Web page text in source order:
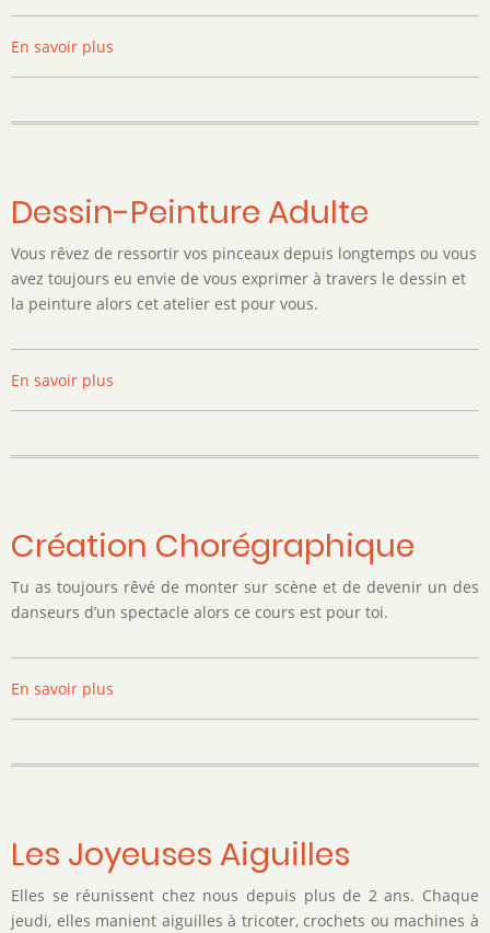
En savoir plus
La
Chamarré
Dessin-Peinture Adulte
Vous rêvez de ressortir vos pinceaux depuis longtemps ou vous
avez toujours eu envie de vous exprimer à travers le dessin et
la peinture alors cet atelier est pour vous.
En savoir plus
Dessin-
Adulte
Création Chorégraphique
Tu as toujours rêvé de monter sur scène et de devenir un des
danseurs d’un spectacle alors ce cours est pour toi.
En savoir plus
Création
Les Joyeuses Aiguilles
Elles se réunissent chez nous depuis plus de 2 ans. Chaque
jeudi, elles manient aiguilles à tricoter, crochets ou machines à